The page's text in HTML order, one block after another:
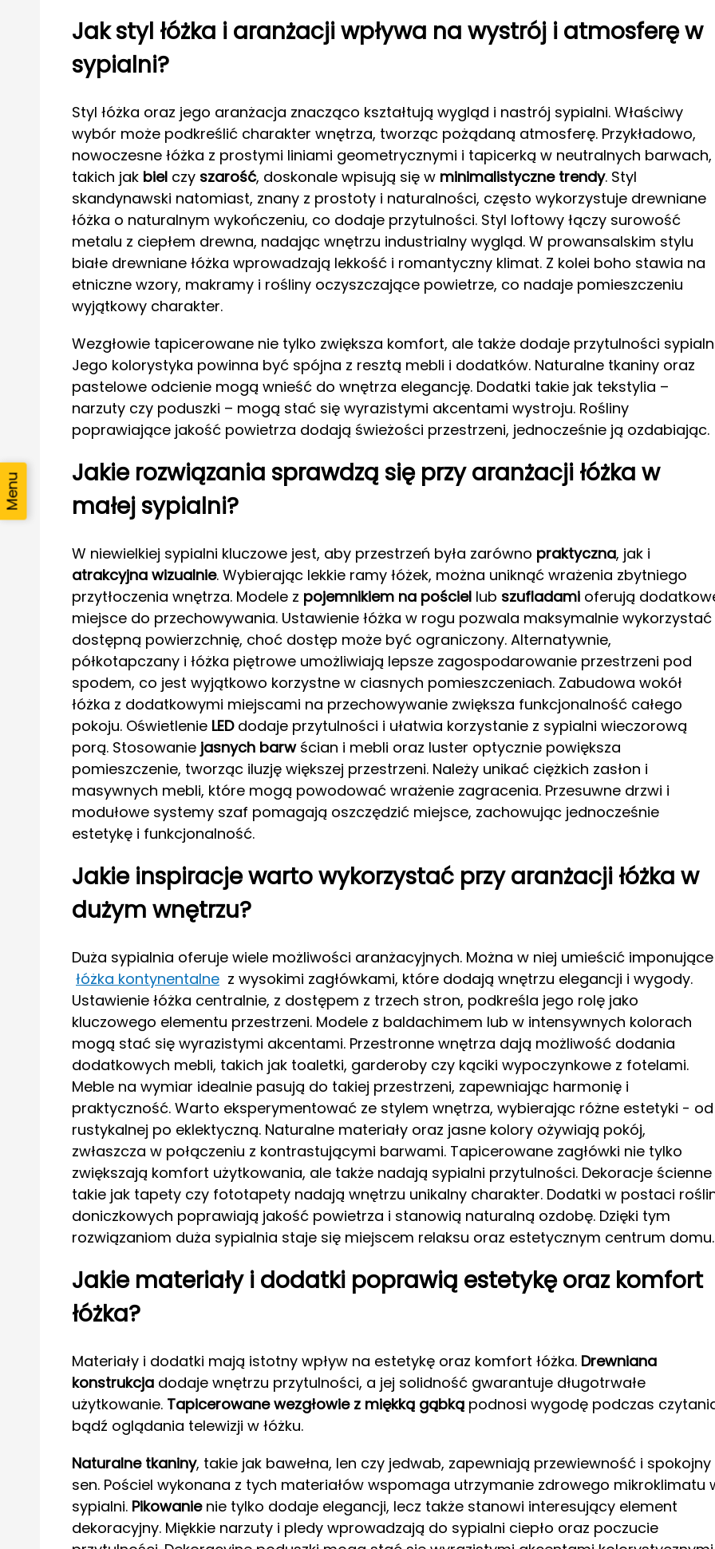
Jak styl łóżka i aranżacji wpływa na wystrój i atmosferę w
sypialni?
Styl łóżka oraz jego aranżacja znacząco kształtują wygląd i nastrój sypialni. Właściwy
wybór może podkreślić charakter wnętrza, tworząc pożądaną atmosferę. Przykładowo,
nowoczesne łóżka z prostymi liniami geometrycznymi i tapicerką w neutralnych barwach,
takich jak biel czy szarość, doskonale wpisują się w minimalistyczne trendy. Styl
skandynawski natomiast, znany z prostoty i naturalności, często wykorzystuje drewniane
łóżka o naturalnym wykończeniu, co dodaje przytulności. Styl loftowy łączy surowość
metalu z ciepłem drewna, nadając wnętrzu industrialny wygląd. W prowansalskim stylu
białe drewniane łóżka wprowadzają lekkość i romantyczny klimat. Z kolei boho stawia na
etniczne wzory, makramy i rośliny oczyszczające powietrze, co nadaje pomieszczeniu
wyjątkowy charakter.
Wezgłowie tapicerowane nie tylko zwiększa komfort, ale także dodaje przytulności
Jego kolorystyka powinna być spójna z resztą mebli i dodatków. Naturalne tkaniny oraz
pastelowe odcienie mogą wnieść do wnętrza elegancję. Dodatki takie jak tekstylia –
narzuty czy poduszki – mogą stać się wyrazistymi akcentami wystroju. Rośliny
poprawiające jakość powietrza dodają świeżości przestrzeni, jednocześnie ją ozdabiając.
Jakie rozwiązania sprawdzą się przy aranżacji łóżka w
małej sypialni?
W niewielkiej sypialni kluczowe jest, aby przestrzeń była zarówno praktyczna, jak i
atrakcyjna wizualnie. Wybierając lekkie ramy łóżek, można uniknąć wrażenia zbytniego
przytłoczenia wnętrza. Modele z pojemnikiem na pościel lub szufladami oferują
miejsce do przechowywania. Ustawienie łóżka w rogu pozwala maksymalnie wykorzystać
dostępną powierzchnię, choć dostęp może być ograniczony. Alternatywnie,
półkotapczany i łóżka piętrowe umożliwiają lepsze zagospodarowanie przestrzeni pod
spodem, co jest wyjątkowo korzystne w ciasnych pomieszczeniach. Zabudowa wokół
łóżka z dodatkowymi miejscami na przechowywanie zwiększa funkcjonalność całego
pokoju. Oświetlenie LEDdodaje przytulności i ułatwia korzystanie z sypialni wieczorową
porą. Stosowanie jasnych barwścian i mebli oraz luster optycznie powiększa
pomieszczenie, tworząc iluzję większej przestrzeni. Należy unikać ciężkich zasłon i
masywnych mebli, które mogą powodować wrażenie zagracenia. Przesuwne drzwi i
modułowe systemy szaf pomagają oszczędzić miejsce, zachowując jednocześnie
estetykę i funkcjonalność.
Jakie inspiracje warto wykorzystać przy aranżacji łóżka w
dużym wnętrzu?
Duża sypialnia oferuje wiele możliwości aranżacyjnych. Można w niej umieścić imponujące
łóżka kontynentalne z wysokimi zagłówkami, które dodają wnętrzu elegancji i wygody.
Ustawienie łóżka centralnie, z dostępem z trzech stron, podkreśla jego rolę jako
kluczowego elementu przestrzeni. Modele z baldachimem lub w intensywnych kolorach
mogą stać się wyrazistymi akcentami. Przestronne wnętrza dają możliwość dodania
dodatkowych mebli, takich jak toaletki, garderoby czy kąciki wypoczynkowe z fotelami.
Meble na wymiar idealnie pasują do takiej przestrzeni, zapewniając harmonię i
praktyczność. Warto eksperymentować ze stylem wnętrza, wybierając różne estetyki - od
rustykalnej po eklektyczną. Naturalne materiały oraz jasne kolory ożywiają pokój,
zwłaszcza w połączeniu z kontrastującymi barwami. Tapicerowane zagłówki nie tylko
zwiększają komfort użytkowania, ale także nadają sypialni przytulności. Dekoracje ścienne
takie jak tapety czy fototapety nadają wnętrzu unikalny charakter. Dodatki w postaci
doniczkowych poprawiają jakość powietrza i stanowią naturalną ozdobę. Dzięki tym
rozwiązaniom duża sypialnia staje się miejscem relaksu oraz estetycznym centrum domu.
Jakie materiały i dodatki poprawią estetykę oraz komfort
łóżka?
Materiały i dodatki mają istotny wpływ na estetykę oraz komfort łóżka. Drewniana
konstrukcja dodaje wnętrzu przytulności, a jej solidność gwarantuje długotrwałe
użytkowanie. Tapicerowane wezgłowie z miękką gąbką podnosi wygodę podczas
bądź oglądania telewizji w łóżku.
Naturalne tkaniny, takie jak bawełna, len czy jedwab, zapewniają przewiewność i spokojny
sen. Pościel wykonana z tych materiałów wspomaga utrzymanie zdrowego mikroklimatu
sypialni. Pikowanienie tylko dodaje elegancji, lecz także stanowi interesujący element
dekoracyjny. Miękkie narzuty i pledy wprowadzają do sypialni ciepło oraz poczucie